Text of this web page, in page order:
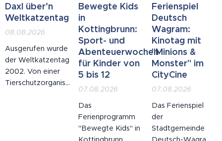
Daxl über’n
Weltkatzentag
08.08.2026
Ausgerufen wurde
der Weltkatzentag
2002. Von einer
Tierschutzorganisation.
Bewegte Kids
in
Kottingbrunn:
Sport- und
Abenteuerwochen
für Kinder von
5 bis 12
07.08.2026
Das
Ferienprogramm
"Bewegte Kids" in
Ferienspiel
Deutsch
Wagram:
Kinotag mit
"Minions &
Monster" im
CityCine
07.08.2026
Das Ferienspiel
der
Stadtgemeinde